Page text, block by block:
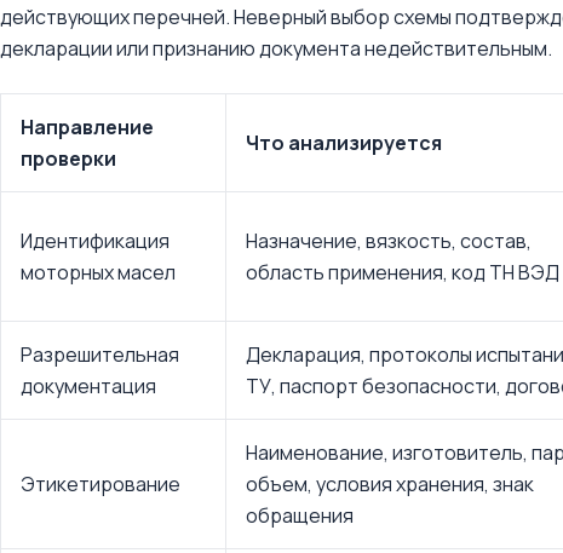
действующих перечней. Неверный выбор схемы
декларации или признанию документа недействительным.
Направление
проверки
Что анализируется
Идентификация
моторных масел
Назначение, вязкость, состав,
область применения, код ТН ВЭД
Разрешительная
документация
Декларация, протоколы
ТУ, паспорт безопасности,
Этикетирование
Наименование, изготовитель,
объем, условия хранения, знак
обращения